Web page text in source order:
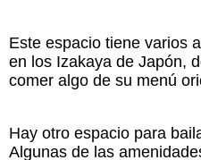
Este espacio tiene varios
en los Izakaya de Japón,
comer algo de su menú
Hay otro espacio para
Algunas de las